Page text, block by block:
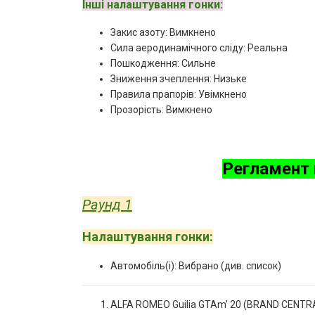
Інші налаштування гонки:
Закис азоту: Вимкнено
Сила аеродинамічного сліду: Реальна
Пошкодження: Сильне
Зниження зчеплення: Низьке
Правила прапорів: Увімкнено
Прозорість: Вимкнено
Регламент
Раунд 1
Налаштування гонки:
Автомобіль(і): Вибрано (див. список)
ALFA ROMEO Guilia GTAm' 20 (BRAND